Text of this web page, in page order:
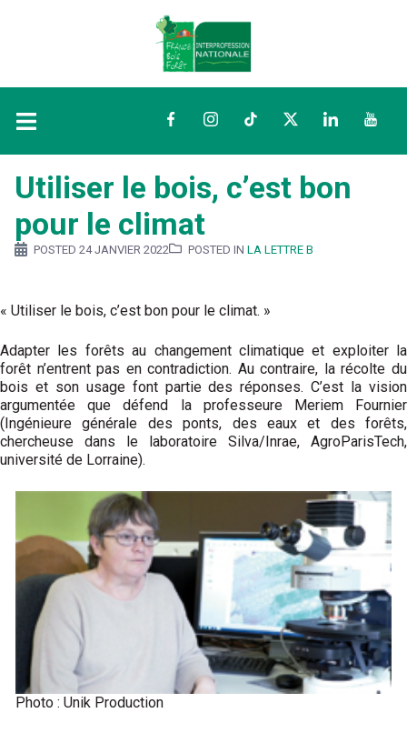
FacebookInstagramTikTokTwitterLinkedIn
Utiliser le bois, c’est bon
pour le climat
POSTED 24 JANVIER 2022 POSTED IN LA LETTRE B
« Utiliser le bois, c’est bon pour le climat. »
Adapter les forêts au changement climatique et exploiter la
forêt n’entrent pas en contradiction. Au contraire, la récolte du
bois et son usage font partie des réponses. C’est la vision
argumentée que défend la professeure Meriem Fournier
(Ingénieure générale des ponts, des eaux et des forêts,
chercheuse dans le laboratoire Silva/Inrae, AgroParisTech,
université de Lorraine).
Photo : Unik Production